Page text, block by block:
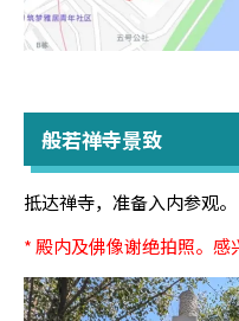
般若禅寺景致
抵达禅寺，准备入内参观。
* 殿内及佛像谢绝拍照。